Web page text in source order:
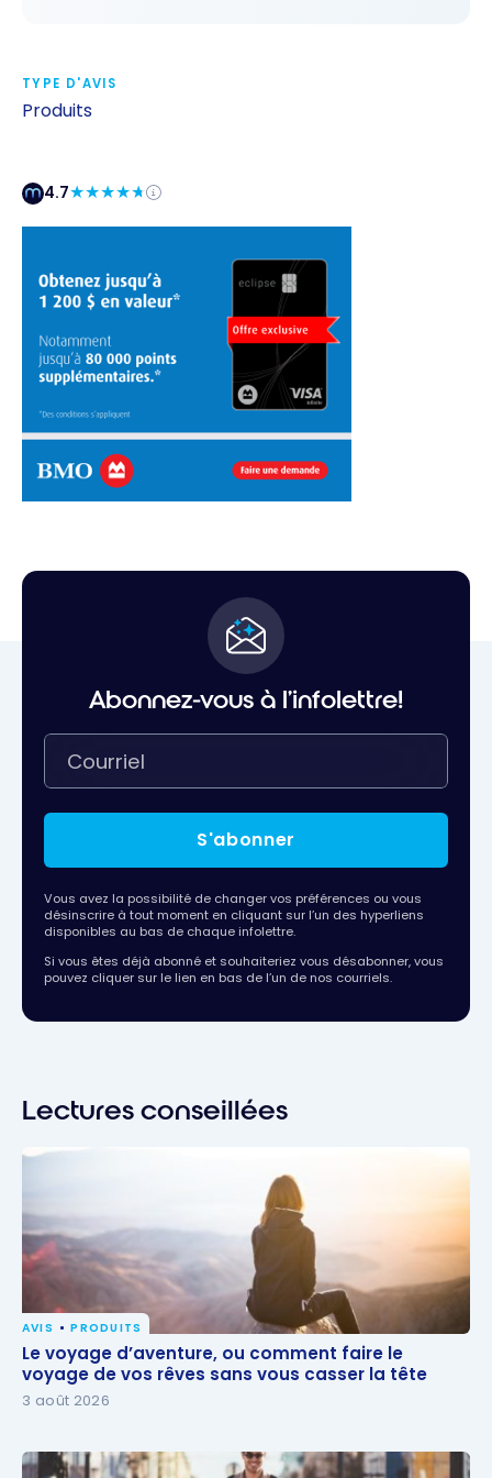
TYPE D'AVIS
Produits
4.7
Abonnez-vous à l'infolettre!
S'abonner
Vous avez la possibilité de changer vos préférences ou vous
désinscrire à tout moment en cliquant sur l’un des hyperliens
disponibles au bas de chaque infolettre.
Si vous êtes déjà abonné et souhaiteriez vous désabonner, vous
pouvez cliquer sur le lien en bas de l’un de nos courriels.
Lectures conseillées
Le voyage d’aventure, ou comment faire le voyage
de vos rêves sans vous casser la tête
AVIS PRODUITS
Le voyage d’aventure, ou comment faire le
voyage de vos rêves sans vous casser la tête
3 août 2026